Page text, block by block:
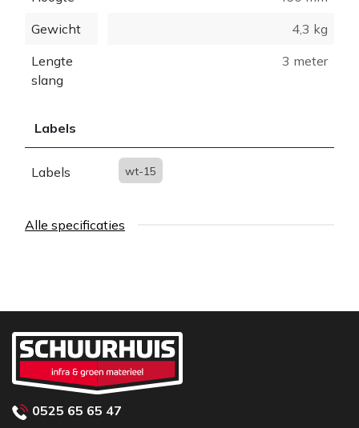
Gewicht
4,3 kg
Lengte
slang
3 meter
Labels
Labels wt-15
Alle specificaties
0525 65 65 47